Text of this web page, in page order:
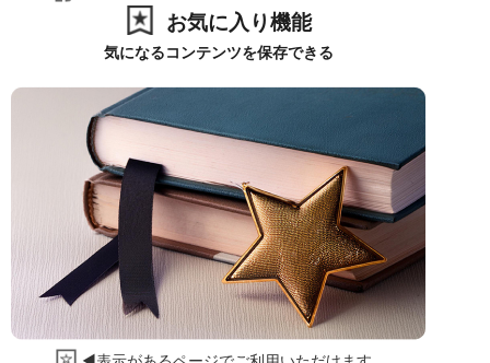
お気に入り機能
気になるコンテンツを保存できる